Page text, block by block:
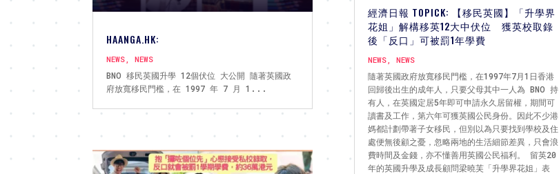
HAANGA.HK:
NEWS ,NEWS
BNO 移民英國升學 12個伏位 大公開 隨著英國政
府放寬移民門檻，在 1997 年 7 月 1...
經濟日報 TOPICK: 【移民英國】「升學界
花姐」解構移英12大中伏位 獲英校取錄
後「反口」可被罰1年學費
NEWS, NEWS
隨著英國政府放寬移民門檻，在1997年7月1日香港
回歸後出生的成年人，只要父母其中一人為 BNO 持
有人，在英國定居5年即可申請永久居留權，期間可
讀書及工作，第六年可獲英國公民身份。因此不少港
媽都計劃帶著子女移民，但別以為只要找到學校及住
處便無後顧之憂，忽略兩地的生活細節差異，只會浪
費時間及金錢，亦不懂善用英國公民福利。 留英20
年的英國升學及成長顧問梁曉芙「升學界花姐」表